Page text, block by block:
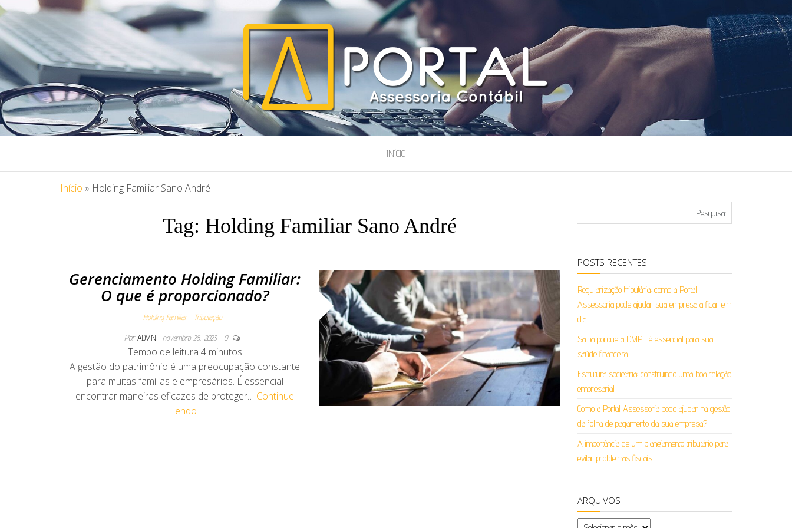
PORTAL ASSESSORIA
Blog Portal Assessoria
INÍCIO
Início » Holding Familiar Sano André
Tag: Holding Familiar Sano André
Gerenciamento Holding Familiar:
O que é proporcionado?
Holding Familiar Tributação
Por ADMIN novembro 28, 2023 0
Tempo de leitura 4 minutos
A gestão do patrimônio é uma preocupação constante
para muitas famílias e empresários. É essencial
encontrar maneiras eficazes de proteger… Continue
lendo
POSTS RECENTES
Regularização tributária: como a Portal
Assessoria pode ajudar sua empresa a ficar em
dia
Saiba porque a DMPL é essencial para sua
saúde financeira
Estrutura societária: construindo uma boa relação
empresarial
Como a Portal Assessoria pode ajudar na gestão
da folha de pagamento da sua empresa?
A importância de um planejamento tributário para
evitar problemas fiscais
ARQUIVOS
Arquivos